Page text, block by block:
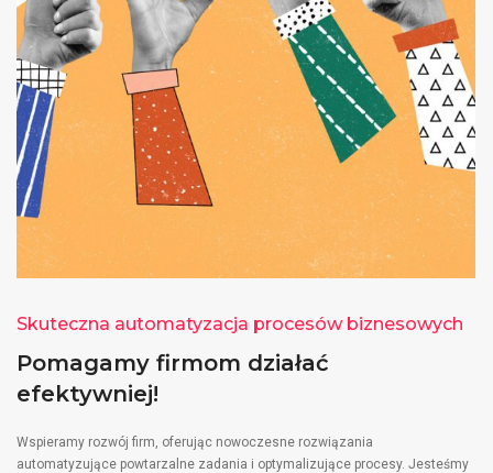
Skuteczna automatyzacja procesów biznesowych
Pomagamy firmom działać
efektywniej!
Wspieramy rozwój firm, oferując nowoczesne rozwiązania
automatyzujące powtarzalne zadania i optymalizujące procesy. Jesteśmy